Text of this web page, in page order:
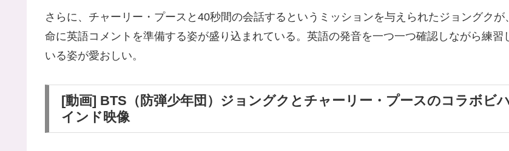
さらに、チャーリー・プースと40秒間の会話するというミッションを与えられたジョングクが
命に英語コメントを準備する姿が盛り込まれている。英語の発音を一つ一つ確認しながら練習
いる姿が愛おしい。
[動画] BTS（防弾少年団）ジョングクとチャーリー・プースのコラボビ
インド映像